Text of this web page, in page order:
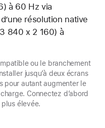
à 60 Hz via
résolution native
840 x 2 160) à
ou le branchement
jusqu’à deux écrans
pour autant augmenter le
Connectez d’abord
plus élevée.